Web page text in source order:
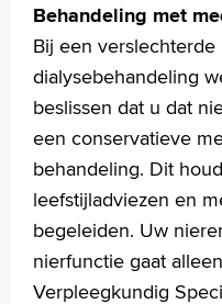
Behandeling met
Bij een
dialysebehandeling
beslissen dat u dat
een conservatieve
behandeling. Dit
leefstijladviezen en
begeleiden. Uw
nierfunctie gaat
Verpleegkundig